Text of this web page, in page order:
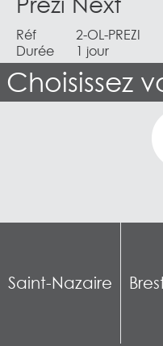
Réf
2-OL-PREZI
Durée
1 jour
Choisissez
Saint-Nazaire